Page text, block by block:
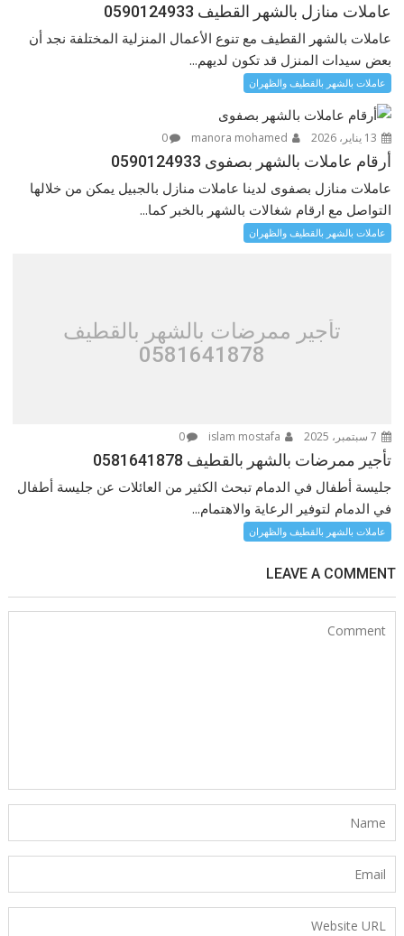
عاملات منازل بالشهر القطيف 0590124933
عاملات بالشهر القطيف مع تنوع الأعمال المنزلية المختلفة نجد أن
بعض سيدات المنزل قد تكون لديهم...
عاملات بالشهر بالقطيف والظهران
0
أرقام عاملات بالشهر بصفوى 0590124933
عاملات منازل بصفوى لدينا عاملات منازل بالجبيل يمكن من خلالها
التواصل مع ارقام شغالات بالشهر بالخبر كما...
عاملات بالشهر بالقطيف والظهران
تأجير ممرضات بالشهر بالقطيف
0581641878
0
تأجير ممرضات بالشهر بالقطيف 0581641878
جليسة أطفال في الدمام تبحث الكثير من العائلات عن جليسة أطفال
في الدمام لتوفير الرعاية والاهتمام...
عاملات بالشهر بالقطيف والظهران
LEAVE A COMMENT